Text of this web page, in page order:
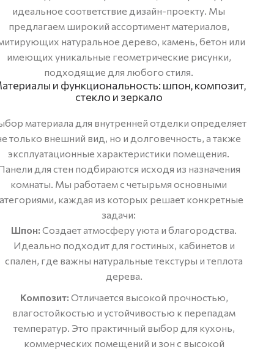
идеальное соответствие дизайн-проекту. Мы
предлагаем широкий ассортимент материалов,
натуральное дерево, камень, бетон или
имеющих уникальные геометрические рисунки,
подходящие для любого стиля.
и функциональность: шпон, композит,
стекло и зеркало
материала для внутренней отделки определяет
только внешний вид, но и долговечность, а также
эксплуатационные характеристики помещения.
для стен подбираются исходя из назначения
комнаты. Мы работаем с четырьмя основными
каждая из которых решает конкретные
задачи:
Шпон: Создает атмосферу уюта и благородства.
Идеально подходит для гостиных, кабинетов и
спален, где важны натуральные текстуры и теплота
дерева.
Композит: Отличается высокой прочностью,
влагостойкостью и устойчивостью к перепадам
температур. Это практичный выбор для кухонь,
коммерческих помещений и зон с высокой